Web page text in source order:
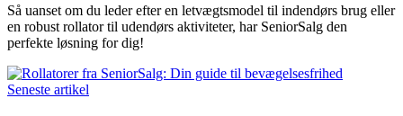
Så uanset om du leder efter en letvægtsmodel til indendørs brug eller
en robust rollator til udendørs aktiviteter, har SeniorSalg den
perfekte løsning for dig!
Seneste artikel